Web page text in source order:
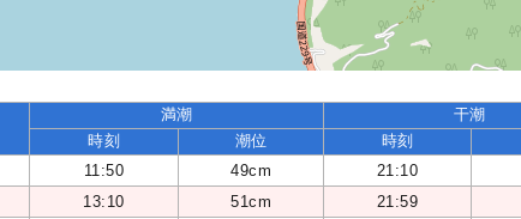
満潮 干潮
時刻 潮位 時刻
11:50 49cm 21:10
13:10 51cm 21:59